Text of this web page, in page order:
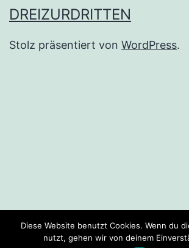
DREIZURDRITTEN
Stolz präsentiert von WordPress.
Diese Website benutzt Cookies. Wenn du
nutzt, gehen wir von deinem